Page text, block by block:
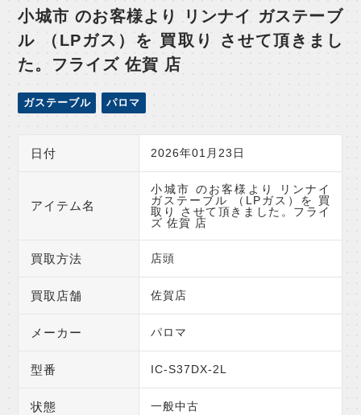
小城市 のお客様より リンナイ ガステーブ
ル （LPガス）を 買取り させて頂きまし
た。フライズ 佐賀 店
ガステーブル パロマ
日付 2026年01月23日
アイテム名
小城市 のお客様より リンナイ
ガステーブル （LPガス）を 買
取り させて頂きました。フライ
ズ 佐賀 店
買取方法 店頭
買取店舗 佐賀店
メーカー パロマ
型番 IC-S37DX-2L
状態 一般中古